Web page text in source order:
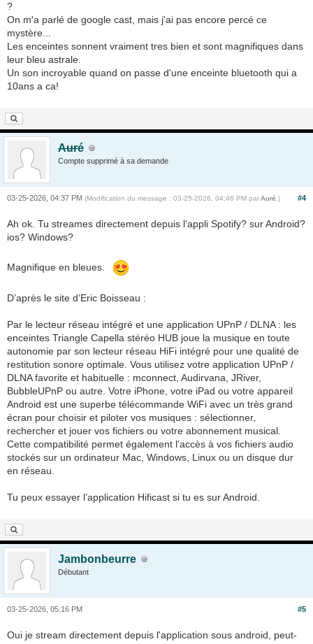
?
On m'a parlé de google cast, mais j'ai pas encore percé ce
mystère...
Les enceintes sonnent vraiment tres bien et sont magnifiques dans
leur bleu astrale.
Un son incroyable quand on passe d'une enceinte bluetooth qui a
10ans a ca!
Auré
Compte supprimé à sa demande
#4
03-25-2026, 04:37 PM (Modification du message : 03-25-2026, 04:46 PM parAuré .)
Ah ok. Tu streames directement depuis l’appli Spotify? sur Android?
ios? Windows?
Magnifique en bleues.
D’après le site d’Eric Boisseau :
Par le lecteur réseau intégré et une application UPnP / DLNA : les
enceintes Triangle Capella stéréo HUB joue la musique en toute
autonomie par son lecteur réseau HiFi intégré pour une qualité de
restitution sonore optimale. Vous utilisez votre application UPnP /
DLNA favorite et habituelle : mconnect, Audirvana, JRiver,
BubbleUPnP ou autre. Votre iPhone, votre iPad ou votre appareil
Android est une superbe télécommande WiFi avec un très grand
écran pour choisir et piloter vos musiques : sélectionner,
rechercher et jouer vos fichiers ou votre abonnement musical.
Cette compatibilité permet également l'accès à vos fichiers audio
stockés sur un ordinateur Mac, Windows, Linux ou un disque dur
en réseau.
Tu peux essayer l’application Hificast si tu es sur Android.
Jambonbeurre
Débutant
#5
03-25-2026, 05:16 PM
Oui je stream directement depuis l'application sous android, peut-